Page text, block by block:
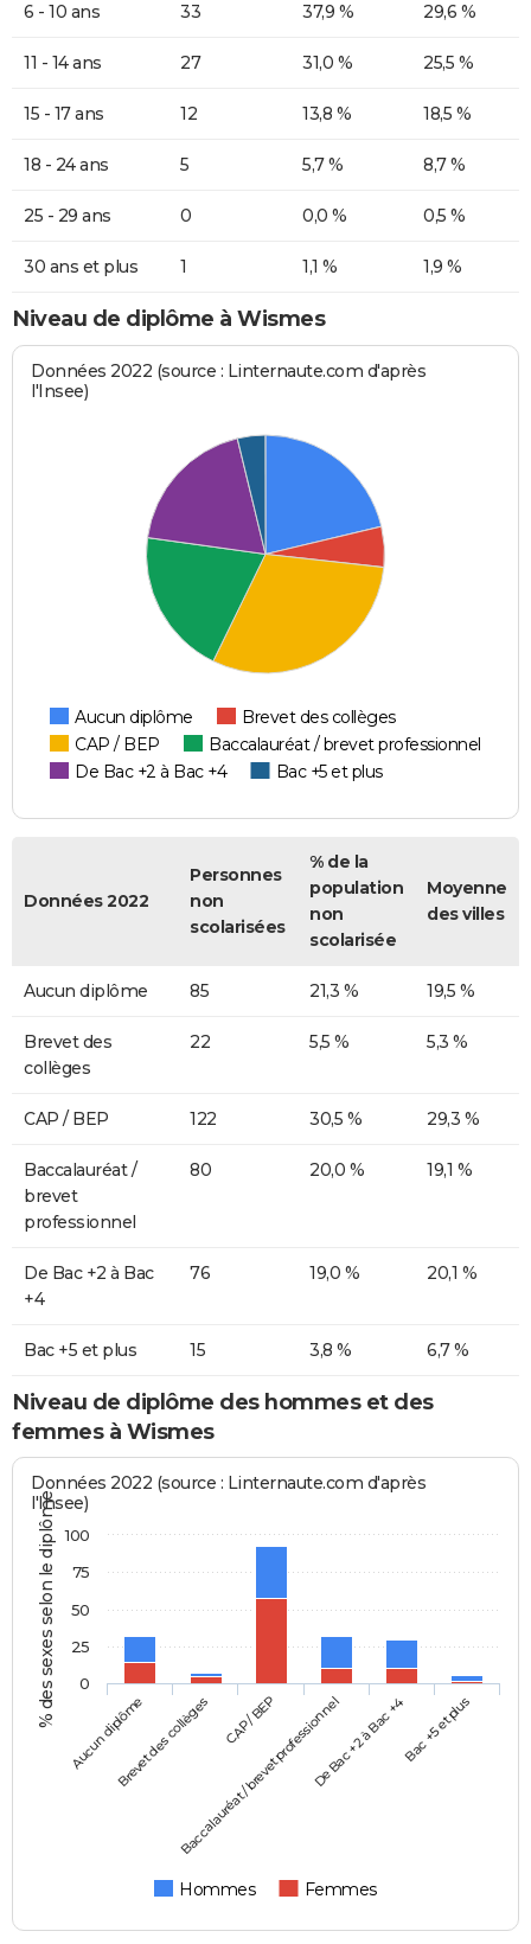
6 - 10 ans 33 37,9 % 29,6 %
11 - 14 ans 27 31,0 % 25,5 %
15 - 17 ans 12 13,8 % 18,5 %
18 - 24 ans 5 5,7 % 8,7 %
25 - 29 ans 0 0,0 % 0,5 %
30 ans et plus 1 1,1 % 1,9 %
Niveau de diplôme à Wismes
Données 2022 (source : Linternaute.com d'après
l'Insee)
Aucun diplôme
Brevet des collèges
CAP / BEP
Baccalauréat / brevet professionnel
De Bac +2 à Bac +4
Bac +5 et plus
Données 2022
Personnes
non
scolarisées
% de la
population
non
scolarisée
Moyenne
des villes
Aucun diplôme 85 21,3 % 19,5 %
Brevet des
collèges
22 5,5 % 5,3 %
CAP / BEP 122 30,5 % 29,3 %
Baccalauréat /
brevet
professionnel
80 20,0 % 19,1 %
De Bac +2 à Bac
+4
76 19,0 % 20,1 %
Bac +5 et plus 15 3,8 % 6,7 %
Niveau de diplôme des hommes et des
femmes à Wismes
% des sexes selon le diplôme
Données 2022 (source : Linternaute.com d'après
l'Insee)
Hommes Femmes
Aucun diplômeBrevet des collèges CAP / BEP
Baccalauréat / brevet professionnelDe Bac +2 à Bac +4Bac +5 et plus
0
25
50
75
100